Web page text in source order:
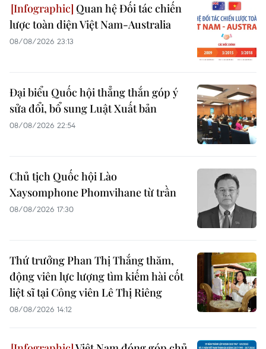
Quan hệ Đối tác chiến
lược toàn diện Việt Nam-Australia
08/08/2026 23:13
Đại biểu Quốc hội thẳng thắn góp ý
sửa đổi, bổ sung Luật Xuất bản
08/08/2026 22:54
Chủ tịch Quốc hội Lào
Xaysomphone Phomvihane từ trần
08/08/2026 17:30
Thứ trưởng Phan Thị Thắng thăm,
động viên lực lượng tìm kiếm hài cốt
liệt sĩ tại Công viên Lê Thị Riêng
08/08/2026 14:12